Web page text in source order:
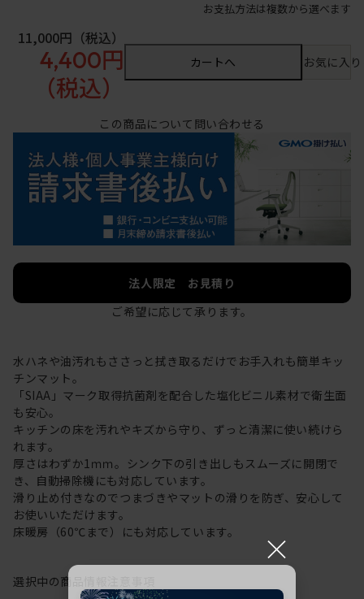
お支払方法は複数から選べます
11,000円 （税込）
4,400円
（税込）
カートへ お気に入
この商品について問い合わせる
法人限定 お見積り
ご希望に応じて承ります。
水ハネや油汚れもささっと拭き取るだけでお手入れも簡単キッ
チンマット。
「SIAA」マーク取得抗菌剤を配合した塩化ビニル素材で衛生面
も安心。
キッチンの床を汚れやキズから守り、ずっと清潔に使い続けら
れます。
厚さはわずか1ｍｍ。シンク下の引き出しもスムーズに開閉で
き、自動掃除機にも対応しています。
滑り止め付きなのでつまづきやマットの滑りを防ぎ、安心して
お使いいただけます。
床暖房（60℃まで）にも対応しています。
選択中の商品情報
×